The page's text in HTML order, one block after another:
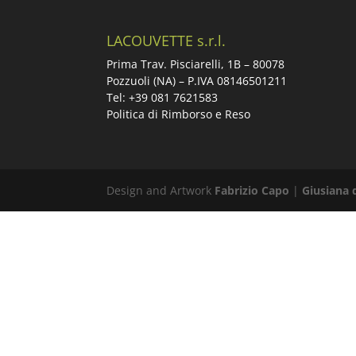
LACOUVETTE s.r.l.
Prima Trav. Pisciarelli, 1B –80078
Pozzuoli (NA) – P.IVA 08146501211
Tel: +39 081 7621583
Politica di Rimborso e Reso
Design and Artwork Fabrizio Capo | Giusiana